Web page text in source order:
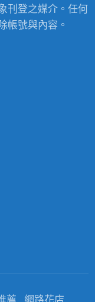
刊登之媒介。任何
帳號與內容。
薦 網路花店